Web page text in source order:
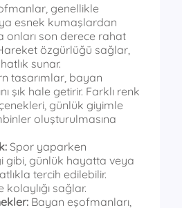
genellikle
esnek kumaşlardan
onları son derece rahat
özgürlüğü sağlar,
sunar.
tasarımlar, bayan
şık hale getirir. Farklı renk
günlük giyimle
oluşturulmasına
Spor yaparken
gibi, günlük hayatta veya
tercih edilebilir.
sağlar.
Bayan eşofmanları,